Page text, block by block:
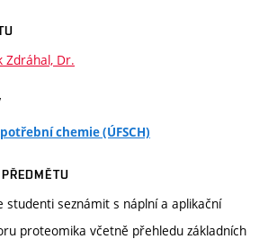
Zdráhal, Dr.
chemie (ÚFSCH)
studenti seznámit s náplní a aplikační
proteomika včetně přehledu základních